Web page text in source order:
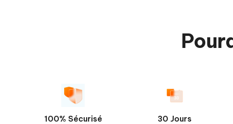
Exportation de fichiers GPX
Recherche de Pokémon/Raids
Mode Téléportation par Saut
100% Sécurisé 30 Jours